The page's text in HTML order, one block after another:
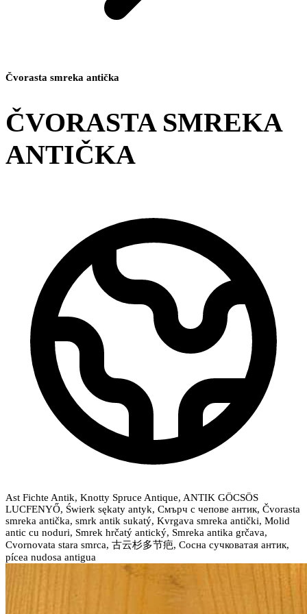
Čvorasta smreka antička
ČVORASTA SMREKA
ANTIČKA
Ast Fichte Antik, Knotty Spruce Antique, ANTIK GÖCSÖS
LUCFENYŐ, Świerk sękaty antyk, Смърч с чепове антик, Čvorasta
smreka antička, smrk antik sukatý, Kvrgava smreka antički, Molid
antic cu noduri, Smrek hrčatý antický, Smreka antika grčava,
Cvornovata stara smrca, 古云杉多节疤, Сосна сучковатая антик,
pícea nudosa antigua